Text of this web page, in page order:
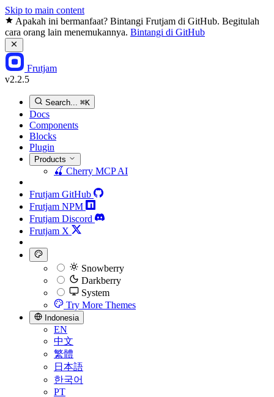
Skip to main content
Apakah ini bermanfaat? Bintangi Frutjam di GitHub. Begitulah
cara orang lain menemukannya. Bintangi di GitHub
Frutjam
v2.2.5
Search... ⌘K
Docs
Components
Blocks
Plugin
Products
🍒 Cherry MCPAI
Frutjam GitHub
Frutjam NPM
Frutjam Discord
Frutjam X
Snowberry
Darkberry
System
Try More Themes
Indonesia
EN
中文
繁體
日本語
한국어
PT